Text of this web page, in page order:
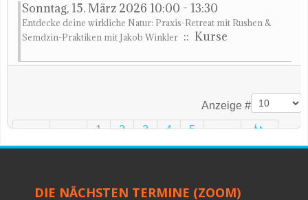
Sonntag, 15. März 2026 10:00 - 13:30
Entdecke deine wirkliche Natur: Praxis-Retreat mit Rushen &
Semdzin-Praktiken mit Jakob Winkler :: Kurse
Anzeige #
1 2 3 4 5
DIE NÄCHSTEN TERMINE (ZOOM)